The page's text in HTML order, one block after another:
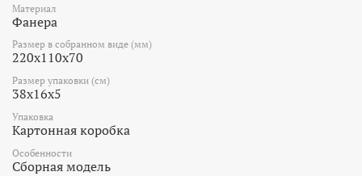
Материал
Фанера
Размер в собранном виде (мм)
220x110x70
Размер упаковки (см)
38x16x5
Упаковка
Картонная коробка
Особенности
Сборная модель